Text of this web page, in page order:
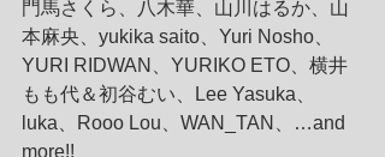
門馬さくら、八木華、山川はるか、山
本麻央、yukika saito、Yuri Nosho、
YURI RIDWAN、YURIKO ETO、横井
もも代＆初谷むい、Lee Yasuka、
luka、Rooo Lou、WAN_TAN、…and
more!!